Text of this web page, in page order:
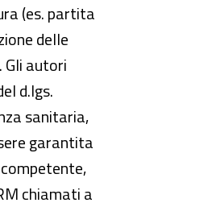
(es. partita
delle
autori
d.lgs.
sanitaria,
garantita
chiamati a